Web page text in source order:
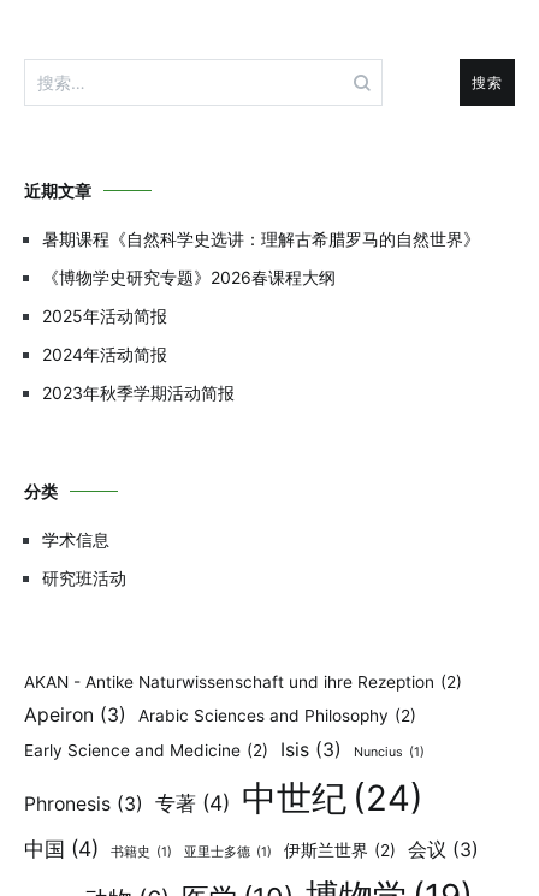
搜
索：
近期文章
暑期课程《自然科学史选讲：理解古希腊罗马的自然世界》
《博物学史研究专题》2026春课程大纲
2025年活动简报
2024年活动简报
2023年秋季学期活动简报
分类
学术信息
研究班活动
AKAN - Antike Naturwissenschaft und ihre Rezeption (2)
Apeiron (3) Arabic Sciences and Philosophy (2)
Early Science and Medicine (2) Isis (3) Nuncius (1)
Phronesis (3) 专著 (4) 中世纪 (24)
中国 (4) 书籍史 (1) 亚里士多德 (1) 伊斯兰世界 (2) 会议 (3)